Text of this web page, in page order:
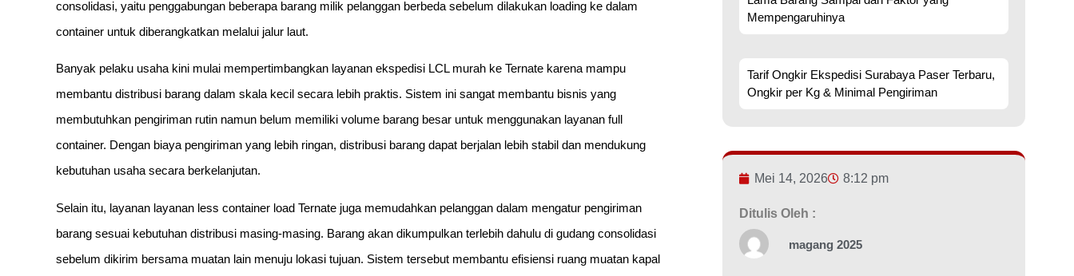
consolidasi, yaitu penggabungan beberapa barang milik pelanggan berbeda sebelum dilakukan loading ke dalam
container untuk diberangkatkan melalui jalur laut.
Banyak pelaku usaha kini mulai mempertimbangkan layanan ekspedisi LCL murah ke Ternate karena mampu
membantu distribusi barang dalam skala kecil secara lebih praktis. Sistem ini sangat membantu bisnis yang
membutuhkan pengiriman rutin namun belum memiliki volume barang besar untuk menggunakan layanan full
container. Dengan biaya pengiriman yang lebih ringan, distribusi barang dapat berjalan lebih stabil dan mendukung
kebutuhan usaha secara berkelanjutan.
Selain itu, layanan layanan less container load Ternate juga memudahkan pelanggan dalam mengatur pengiriman
barang sesuai kebutuhan distribusi masing-masing. Barang akan dikumpulkan terlebih dahulu di gudang consolidasi
sebelum dikirim bersama muatan lain menuju lokasi tujuan. Sistem tersebut membantu efisiensi ruang muatan kapal
Mempengaruhinya
Tarif Ongkir Ekspedisi Surabaya Paser Terbaru,
Ongkir per Kg & Minimal Pengiriman
Mei 14, 2026 8:12 pm
Ditulis Oleh :
magang 2025